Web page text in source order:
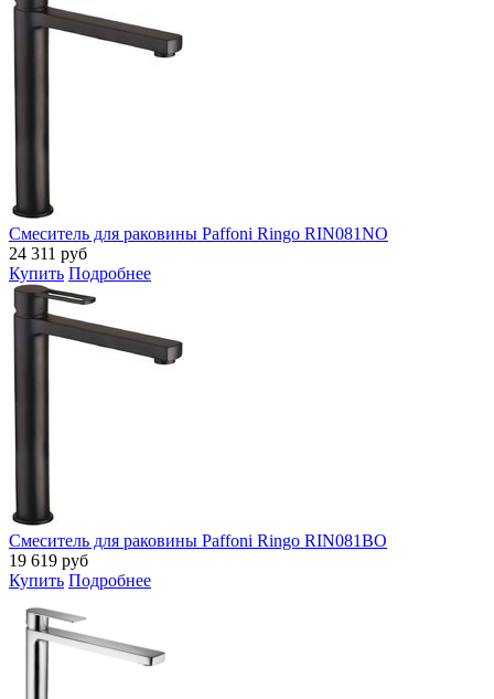
Смеситель для раковины Paffoni Ringo RIN081NO
24 311 руб
Купить Подробнее
Смеситель для раковины Paffoni Ringo RIN081BO
19 619 руб
Купить Подробнее